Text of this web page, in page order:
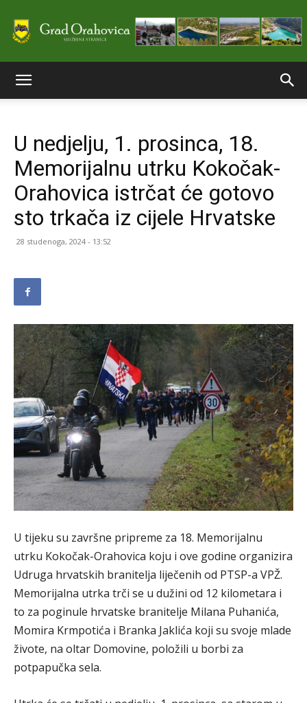
stranice
Grada
U nedjelju, 1. prosinca, 18.
Memorijalnu utrku Kokočak-
Orahovica istrčat će gotovo
sto trkača iz cijele Hrvatske
28 studenoga, 2024 - 13:52
U tijeku su završne pripreme za 18. Memorijalnu
utrku Kokočak-Orahovica koju i ove godine organizira
Udruga hrvatskih branitelja liječenih od PTSP-a VPŽ.
Memorijalna utrka trči se u dužini od 12 kilometara i
to za poginule hrvatske branitelje Milana Puhanića,
Momira Krmpotića i Branka Jaklića koji su svoje mlade
živote, na oltar Domovine, položili u borbi za
potpapučka sela.